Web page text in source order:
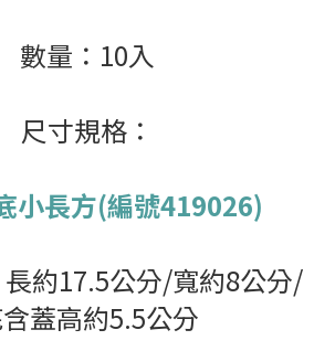
數量：10入
尺寸規格：
小長方(編號419026)
約17.5公分/寬約8公分/
蓋高約5.5公分